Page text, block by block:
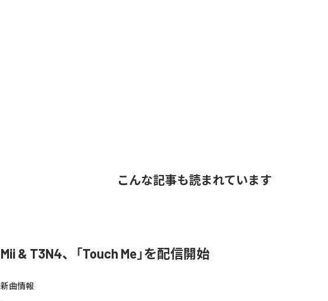
こんな記事も読まれています
Mii & T3N4、「Touch Me」を配信開始
新曲情報